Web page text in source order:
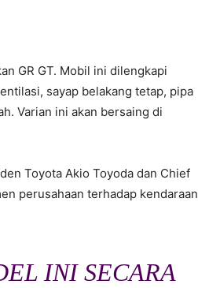
GR GT. Mobil ini dilengkapi
sayap belakang tetap, pipa
Varian ini akan bersaing di
Toyota Akio Toyoda dan Chief
perusahaan terhadap kendaraan
INI SECARA